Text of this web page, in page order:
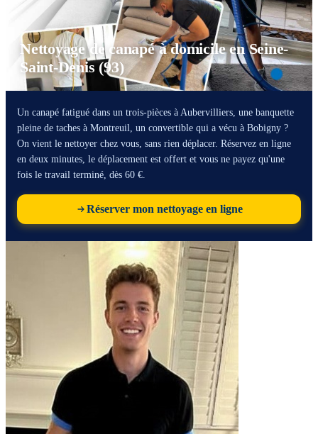
Nettoyage de canapé à domicile en Seine-
Saint-Denis (93)
Un canapé fatigué dans un trois-pièces à Aubervilliers, une banquette
pleine de taches à Montreuil, un convertible qui a vécu à Bobigny ?
On vient le nettoyer chez vous, sans rien déplacer. Réservez en ligne
en deux minutes, le déplacement est offert et vous ne payez qu'une
fois le travail terminé, dès 60 €.
Réserver mon nettoyage en ligne